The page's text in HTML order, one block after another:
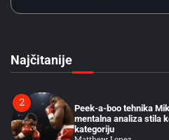
Najčitanije
2
Peek-a-boo tehnika
mentalna analiza stila
kategoriju